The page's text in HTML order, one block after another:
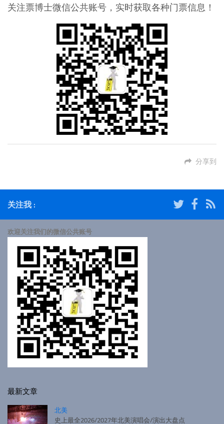
关注票博士微信公共账号，实时获取各种门票信息！
分享到
关注我 :
欢迎关注我们的微信公共账号
最新文章
北美
史上最全2026/2027年北美演唱会/演出大盘点